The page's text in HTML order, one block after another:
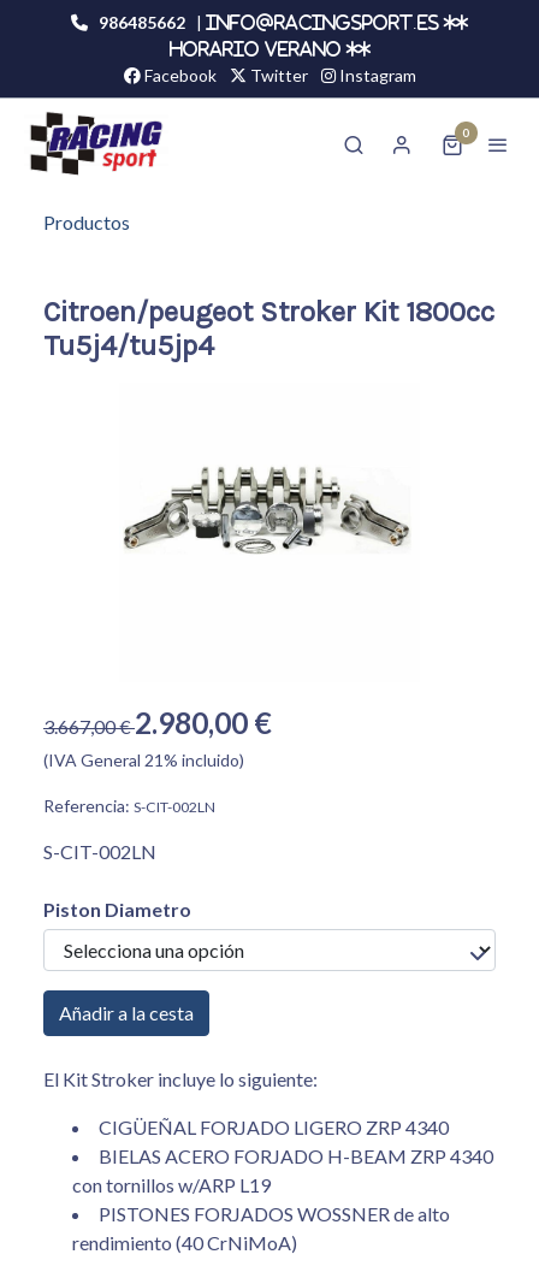
986485662 |
info@racingsport.es **
HORARIO VERANO **
Facebook Twitter Instagram
0
Productos
Citroen/peugeot Stroker Kit 1800cc
Tu5j4/tu5jp4
3.667,00 €2.980,00 €
(IVA General 21% incluido)
Referencia: S-CIT-002LN
S-CIT-002LN
Piston Diametro
Añadir a la cesta
El Kit Stroker incluye lo siguiente:
CIGÜEÑAL FORJADO LIGERO ZRP 4340
BIELAS ACERO FORJADO H-BEAM ZRP 4340
con tornillos w/ARP L19
PISTONES FORJADOS WOSSNER de alto
rendimiento (40 CrNiMoA)